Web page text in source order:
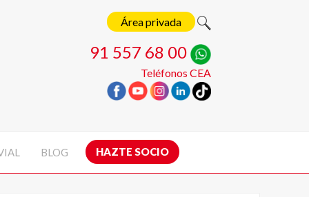
Área privada
91 557 68 00
Teléfonos CEA
BLOG HAZTE SOCIO